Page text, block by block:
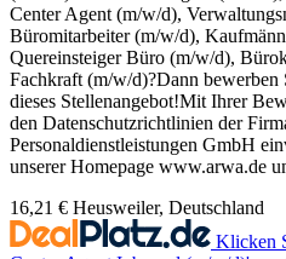
Center Agent (m/w/d),
Büromitarbeiter (m/w/d),
Quereinsteiger Büro (m/w/d),
Fachkraft (m/w/d)?Dann
dieses Stellenangebot!Mit Ihrer
den Datenschutzrichtlinien der
Personaldienstleistungen GmbH
unserer Homepage www.arwa.de
16,21 € Heusweiler, Deutschland
Klicken